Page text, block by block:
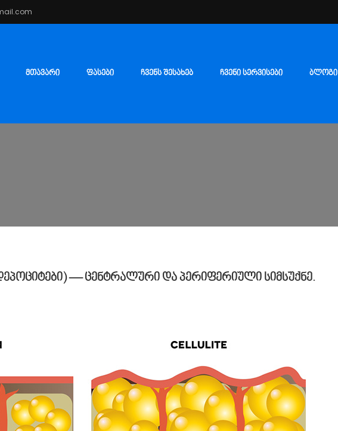
ᲛᲗᲐᲕᲐᲠᲘ ᲤᲐᲡᲔᲑᲘ ᲩᲕᲔᲜᲡ ᲨᲔᲡᲐᲮᲔᲑ ᲩᲕᲔᲜᲘ ᲡᲔᲠᲕᲘᲡᲔᲑᲘ ᲑᲚᲝᲒᲘ
— ცენტრალური და პერიფერიული სიმსუქნე.